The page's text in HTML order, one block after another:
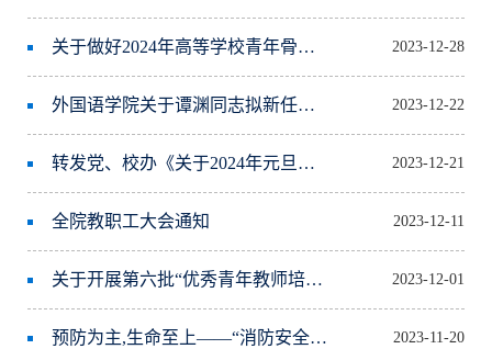
关于做好2024年高等学校青年骨干教师国内访问学者接受计划申报工作的通知 2023-12-28
外国语学院关于谭渊同志拟新任兼职情况公示的通知 2023-12-22
转发党、校办《关于2024年元旦放假安排的通知》 2023-12-21
全院教职工大会通知 2023-12-11
关于开展第六批“优秀青年教师培养计划” 申报工作的通知 2023-12-01
预防为主,生命至上——“消防安全月”宣传教育 2023-11-20